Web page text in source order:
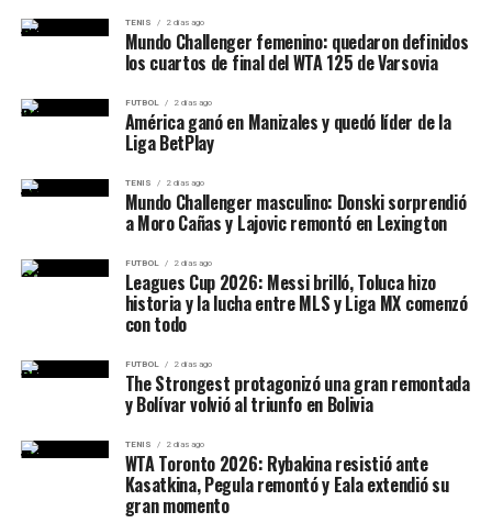
TENIS 2 días ago
Mundo Challenger femenino: quedaron definidos
los cuartos de final del WTA 125 de Varsovia
FUTBOL 2 días ago
América ganó en Manizales y quedó líder de la
Liga BetPlay
TENIS 2 días ago
Mundo Challenger masculino: Donski sorprendió
a Moro Cañas y Lajovic remontó en Lexington
FUTBOL 2 días ago
Leagues Cup 2026: Messi brilló, Toluca hizo
historia y la lucha entre MLS y Liga MX comenzó
con todo
FUTBOL 2 días ago
The Strongest protagonizó una gran remontada
y Bolívar volvió al triunfo en Bolivia
TENIS 2 días ago
WTA Toronto 2026: Rybakina resistió ante
Kasatkina, Pegula remontó y Eala extendió su
gran momento